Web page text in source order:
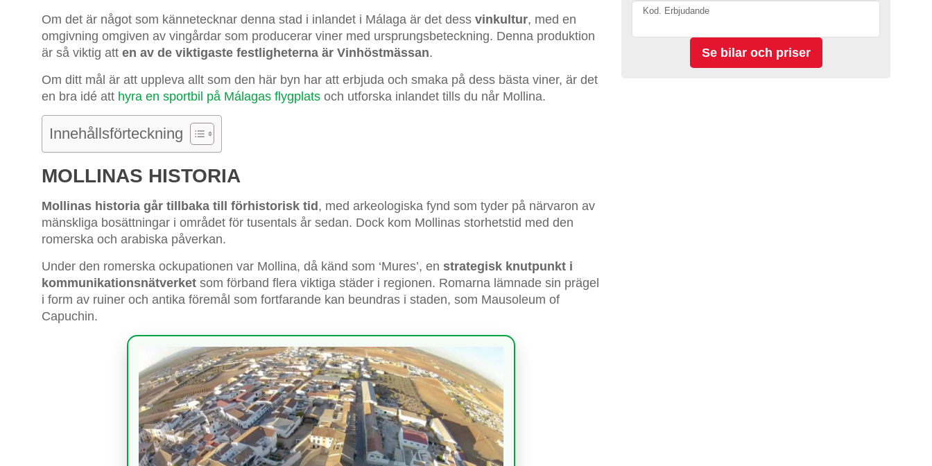
Om det är något som kännetecknar denna stad i inlandet i Málaga är det dess vinkultur, med en
omgivning omgiven av vingårdar som producerar viner med ursprungsbeteckning. Denna produktion
är så viktig att en av de viktigaste festligheterna är Vinhöstmässan.
Om ditt mål är att uppleva allt som den här byn har att erbjuda och smaka på dess bästa viner, är det
en bra idé att hyra en sportbil på Málagas flygplats och utforska inlandet tills du når Mollina.
Innehållsförteckning
MOLLINAS HISTORIA
Mollinas historia går tillbaka till förhistorisk tid, med arkeologiska fynd som tyder på närvaron av
mänskliga bosättningar i området för tusentals år sedan. Dock kom Mollinas storhetstid med den
romerska och arabiska påverkan.
Under den romerska ockupationen var Mollina, då känd som ‘Mures’, en strategisk knutpunkt i
kommunikationsnätverket som förband flera viktiga städer i regionen. Romarna lämnade sin prägel
i form av ruiner och antika föremål som fortfarande kan beundras i staden, som Mausoleum of
Capuchin.
Kod. Erbjudande